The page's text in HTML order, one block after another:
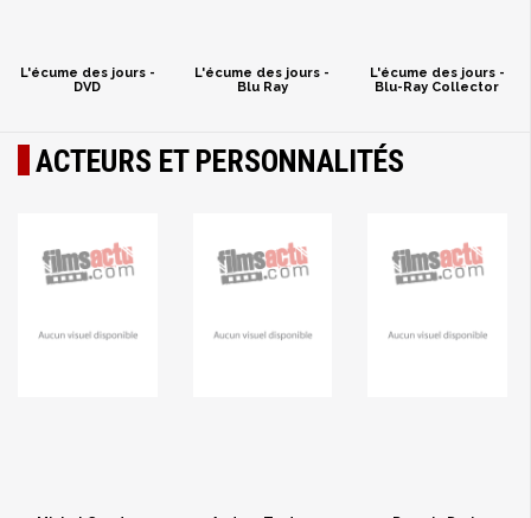
L'écume des jours -
DVD
L'écume des jours -
Blu Ray
L'écume des jours -
Blu-Ray Collector
ACTEURS ET PERSONNALITÉS